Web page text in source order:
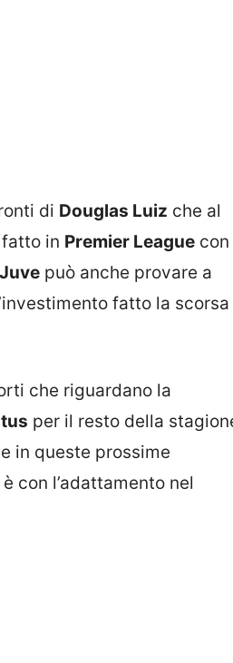
di Douglas Luiz che al
in Premier League con
Juve può anche provare a
fatto la scorsa
che riguardano la
per il resto della
in queste prossime
con l’adattamento nel